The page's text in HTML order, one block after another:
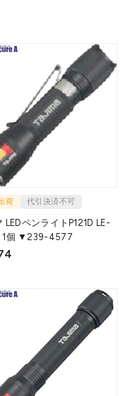
荷 代引決済不可
LEDペンライトP121D LE-
P121D 1個 ▼239-4577